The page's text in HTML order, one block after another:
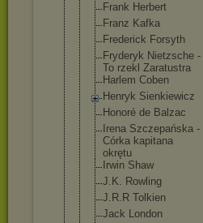
Frank Herbert
Franz Kafka
Frederick Forsyth
Fryderyk Nietzsche -
To rzekl Zaratustra
Harlem Coben
Henryk Sienkiewicz
Honoré de Balzac
Irena Szczepańska -
Córka kapitana
okrętu
Irwin Shaw
J.K. Rowling
J.R.R Tolkien
Jack London